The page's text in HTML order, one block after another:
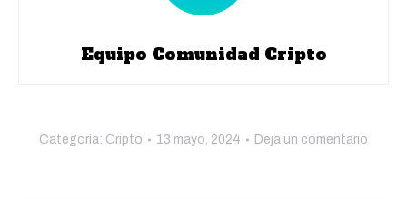
Equipo Comunidad Cripto
Categoría: Cripto 13 mayo, 2024 Deja un comentario